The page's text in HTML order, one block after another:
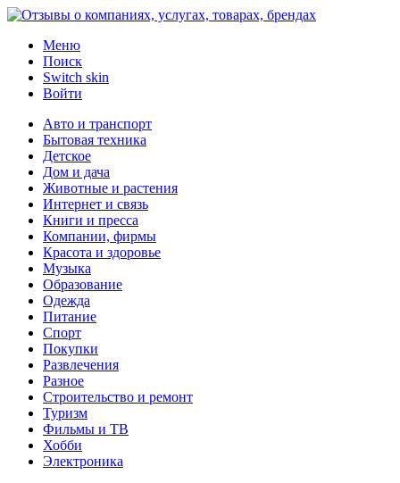
Меню
Поиск
Switch skin
Войти
Авто и транспорт
Бытовая техника
Детское
Дом и дача
Животные и растения
Интернет и связь
Книги и пресса
Компании, фирмы
Красота и здоровье
Музыка
Образование
Одежда
Питание
Спорт
Покупки
Развлечения
Разное
Строительство и ремонт
Туризм
Фильмы и ТВ
Хобби
Электроника